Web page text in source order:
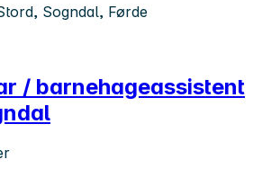
Sogndal, Førde
/ barnehageassistent